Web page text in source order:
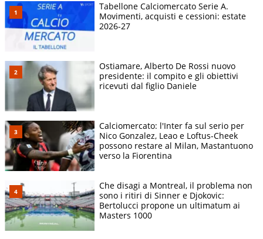
Tabellone Calciomercato Serie A.
Movimenti, acquisti e cessioni: estate
2026-27
Ostiamare, Alberto De Rossi nuovo
presidente: il compito e gli obiettivi
ricevuti dal figlio Daniele
Calciomercato: l'Inter fa sul serio per
Nico Gonzalez, Leao e Loftus-Cheek
possono restare al Milan, Mastantuono
verso la Fiorentina
Che disagi a Montreal, il problema non
sono i ritiri di Sinner e Djokovic:
Bertolucci propone un ultimatum ai
Masters 1000